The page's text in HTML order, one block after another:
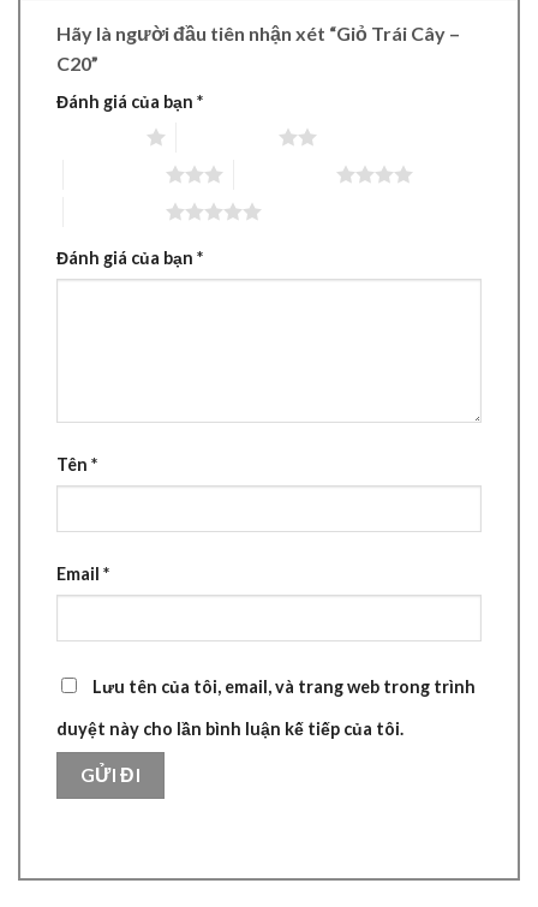
Hãy là người đầu tiên nhận xét “Giỏ Trái Cây –
C20”
Đánh giá của bạn *
Đánh giá của bạn *
Tên *
Email *
Lưu tên của tôi, email, và trang web trong trình
duyệt này cho lần bình luận kế tiếp của tôi.